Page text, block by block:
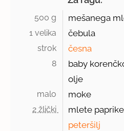
500 g mešanega
1 velika čebula
strok česna
8
baby
olje
malo moke
2 žlički
mlete paprike
peteršilj